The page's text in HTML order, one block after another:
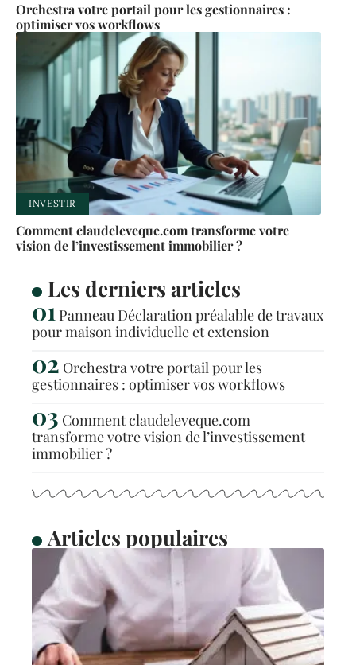
Orchestra votre portail pour les gestionnaires :
optimiser vos workflows
INVESTIR
Comment claudeleveque.com transforme votre
vision de l’investissement immobilier ?
Les derniers articles
Panneau Déclaration préalable de travaux
pour maison individuelle et extension
Orchestra votre portail pour les
gestionnaires : optimiser vos workflows
Comment claudeleveque.com
transforme votre vision de l’investissement
immobilier ?
Articles populaires